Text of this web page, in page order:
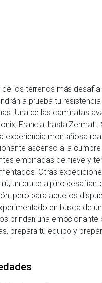
los terrenos más
a prueba tu
Una de las caminatas
Francia, hasta
montañosa
ascenso a la
empinadas de nieve y
Otras
un cruce alpino
pero para aquellos
en busca de
brindan una
prepara tu equipo y